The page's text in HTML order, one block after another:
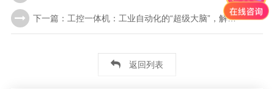
下一篇：工控一体机：工业自动化的“超级大脑”，解锁智能生产密码
返回列表